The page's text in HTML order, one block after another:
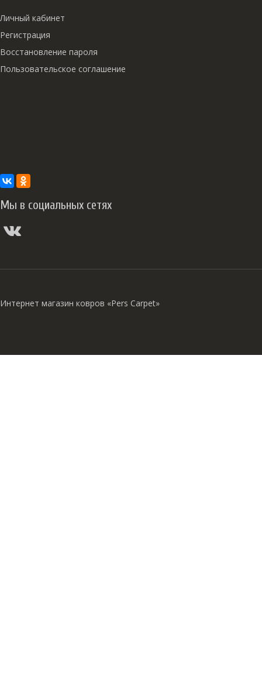
Личный кабинет
Регистрация
Восстановление пароля
Пользовательское соглашение
Мы в социальных сетях
Интернет магазин ковров «Pers Carpet»